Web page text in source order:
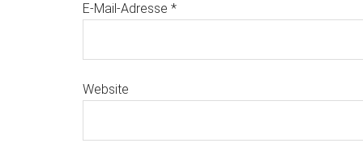
E-Mail-Adresse *
Website